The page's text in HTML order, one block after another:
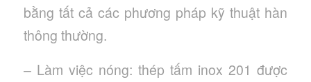
bằng tất cả các phương pháp kỹ thuật hàn
thông thường.
– Làm việc nóng: thép tấm inox 201 được